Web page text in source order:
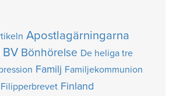
Apostlagärningarna
BV Bönhörelse De heliga tre
Familj Familjekommunion
Filipperbrevet Finland